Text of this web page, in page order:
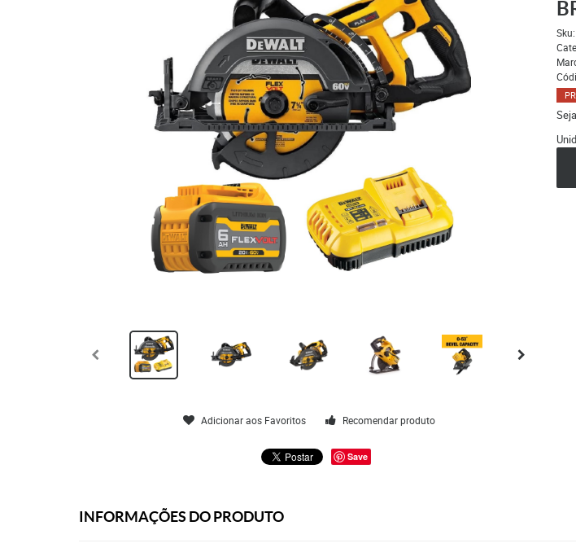
Adicionar aos Favoritos Recomendar produto
Save
Sku:
INFORMAÇÕES DO PRODUTO